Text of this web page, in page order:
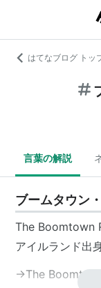
はてなブログ トッ
言葉の解説
ブームタウン
The Boomtown
アイルランド出
→The